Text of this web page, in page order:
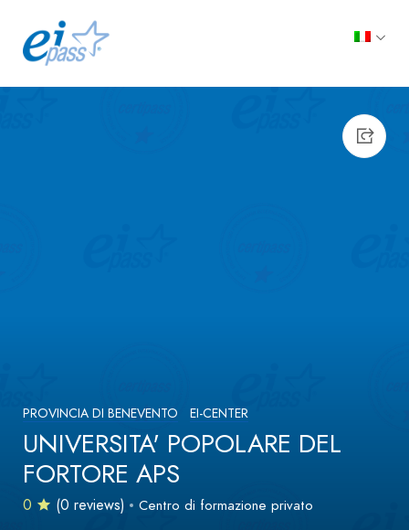
PROVINCIA DI BENEVENTO EI-CENTER
UNIVERSITA' POPOLARE DEL
FORTORE APS
0 (0 reviews) Centro di formazione privato